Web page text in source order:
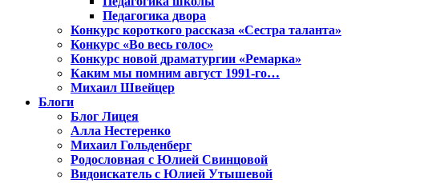
Педагогика двора
Конкурс короткого рассказа «Сестра таланта»
Конкурс «Во весь голос»
Конкурс новой драматургии «Ремарка»
Каким мы помним август 1991-го…
Михаил Швейцер
Блоги
Блог Лицея
Алла Нестеренко
Михаил Гольденберг
Родословная с Юлией Свинцовой
Видоискатель с Юлией Утышевой